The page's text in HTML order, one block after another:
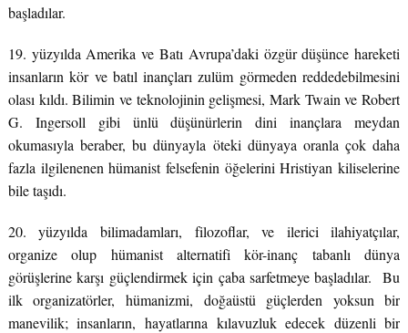
başladılar.
19. yüzyılda Amerika ve Batı Avrupa’daki özgür düşünce hareketi
insanların kör ve batıl inançları zulüm görmeden reddedebilmesini
olası kıldı. Bilimin ve teknolojinin gelişmesi, Mark Twain ve Robert
G. Ingersoll gibi ünlü düşünürlerin dini inançlara meydan
okumasıyla beraber, bu dünyayla öteki dünyaya oranla çok daha
fazla ilgilenenen hümanist felsefenin öğelerini Hristiyan kiliselerine
bile taşıdı.
20. yüzyılda bilimadamları, filozoflar, ve ilerici ilahiyatçılar,
organize olup hümanist alternatifi kör-inanç tabanlı dünya
görüşlerine karşı güçlendirmek için çaba sarfetmeye başladılar. Bu
ilk organizatörler, hümanizmi, doğaüstü güçlerden yoksun bir
manevilik; insanların, hayatlarına kılavuzluk edecek düzenli bir